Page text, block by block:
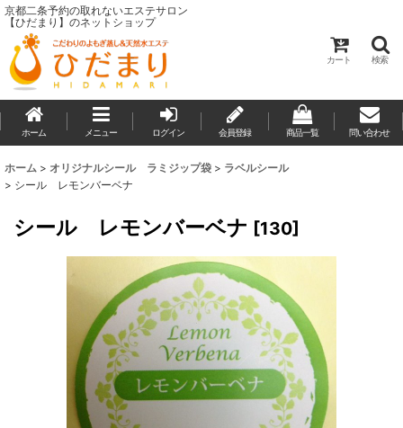
京都二条予約の取れないエステサロン
【ひだまり】のネットショップ
カート 検索
ホーム メニュー ログイン 会員登録 商品一覧 問い合わせ
ホーム > オリジナルシール ラミジップ袋 > ラベルシール
> シール レモンバーベナ
シール レモンバーベナ [130]